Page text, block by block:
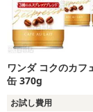
ワンダ コクのカフ
缶 370g
お試し費用